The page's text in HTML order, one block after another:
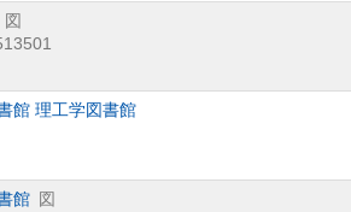
図
館 理工学図書館
館 図